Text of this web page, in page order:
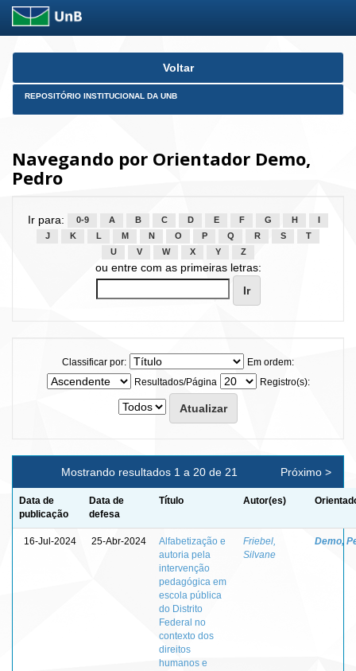
Skip
Voltar
REPOSITÓRIO INSTITUCIONAL DA UNB
Navegando por Orientador Demo,
Pedro
Ir para: 0-9 A B C D E F G H
J
K L M N O P Q R S
T
U
V W X Y Z
ou entre com as primeiras letras:
Classificar por:
Em ordem:
Resultados/Página
Registro(s):
Mostrando resultados 1 a 20 de 21 Próximo >
Data de
publicação
Data de
defesa
Título Autor(es)
16-Jul-2024 25-Abr-2024
Alfabetização e
autoria pela
intervenção
pedagógica em
escola pública
do Distrito
Federal no
contexto dos
direitos
humanos e
Friebel,
Silvane
Demo,